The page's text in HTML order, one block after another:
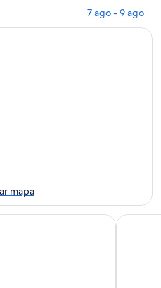
7 ago - 9 ago
mapa
Area by IHG